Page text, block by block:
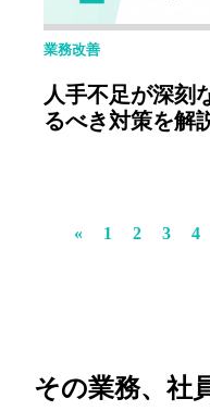
業務改善
人手不足が深刻
るべき対策を解
« 1 2 3 4
その業務、社